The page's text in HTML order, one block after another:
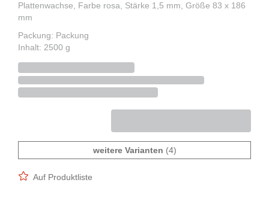
Plattenwachse, Farbe rosa, Stärke 1,5 mm, Größe 83 x 186
mm
Packung: Packung
Inhalt: 2500 g
weitere Varianten (4)
Auf Produktliste